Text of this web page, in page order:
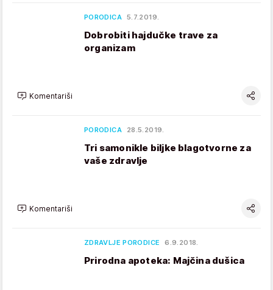
PORODICA 5.7.2019.
Dobrobiti hajdučke trave za
organizam
Komentariši
PORODICA 28.5.2019.
Tri samonikle biljke blagotvorne za
vaše zdravlje
Komentariši
ZDRAVLJE PORODICE 6.9.2018.
Prirodna apoteka: Majčina dušica